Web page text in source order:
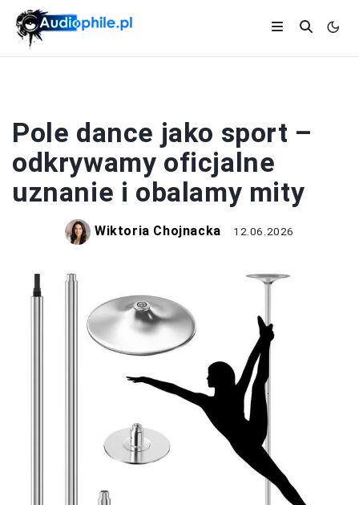
Pole dance jako sport –
odkrywamy oficjalne
uznanie i obalamy mity
Wiktoria Chojnacka 12.06.2026